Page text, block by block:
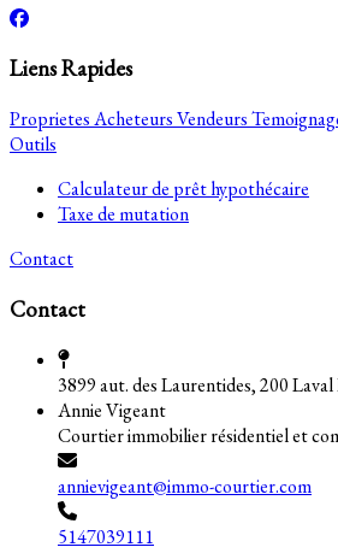
Liens Rapides
ProprietesAcheteursVendeurs
Outils
Calculateur de prêt hypothécaire
Taxe de mutation
Contact
Contact
3899 aut. des Laurentides, 200
Annie Vigeant
Courtier immobilier résidentiel et
annievigeant@immo-courtier.com
5147039111